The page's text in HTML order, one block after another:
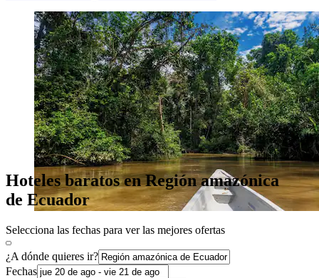
Hoteles baratos en Región amazónica
de Ecuador
Selecciona las fechas para ver las mejores ofertas
¿A dónde quieres ir?
Fechas